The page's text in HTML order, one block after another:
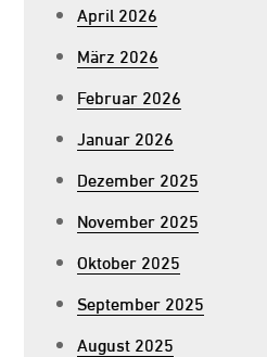
April 2026
März 2026
Februar 2026
Januar 2026
Dezember 2025
November 2025
Oktober 2025
September 2025
August 2025